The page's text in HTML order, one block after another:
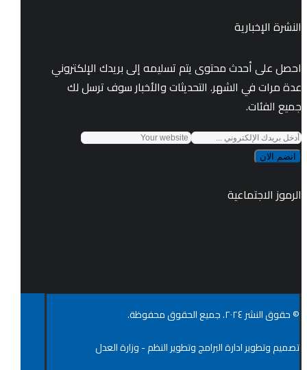
النشرة الإخبارية
احصل على أحدث محتوى يتم تسليمه إلى بريدك الإلكتروني
عدة مرات في الشهر. التحديثات والأخبار سوف ترسل لك
جميع الفئات.
انضم الان
الرموز الاجتماعية
© حقوق النشر ٢٠٢٤. جميع الحقوق محفوظة.
تصميم وتطوير ادارة البرامج وتطوير النظم - وزارة العدل